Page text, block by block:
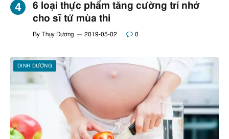
6 loại thực phẩm tăng cường trí nhớ
cho sĩ tử mùa thi
By Thụy Dương 2019-05-02 0
DINH DƯỠNG